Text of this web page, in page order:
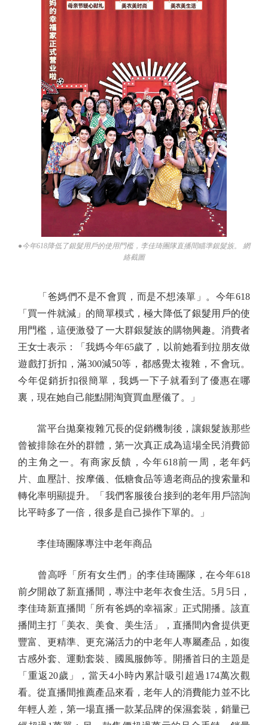
●今年618降低了銀髮用戶的使用門檻，李佳琦團隊直播間瞄準銀髮族。 網
絡截圖
「爸媽們不是不會買，而是不想湊單」。今年618
「買一件就減」的簡單模式，極大降低了銀髮用戶的使
用門檻，這便激發了一大群銀髮族的購物興趣。消費者
王女士表示：「我媽今年65歲了，以前她看到拉朋友做
遊戲打折扣，滿300減50等，都感覺太複雜，不會玩。
今年促銷折扣很簡單，我媽一下子就看到了優惠在哪
裏，現在她自己能點開淘寶買血壓儀了。」
當平台拋棄複雜冗長的促銷機制後，讓銀髮族那些
曾被排除在外的群體，第一次真正成為這場全民消費節
的主角之一。有商家反饋，今年618前一周，老年鈣
片、血壓計、按摩儀、低糖食品等適老商品的搜索量和
轉化率明顯提升。「我們客服後台接到的老年用戶諮詢
比平時多了一倍，很多是自己操作下單的。」
李佳琦團隊專注中老年商品
曾高呼「所有女生們」的李佳琦團隊，在今年618
前夕開啟了新直播間，專注中老年衣食生活。5月5日，
李佳琦新直播間「所有爸媽的幸福家」正式開播。該直
播間主打「美衣、美食、美生活」，直播間內會提供更
豐富、更精準、更充滿活力的中老年人專屬產品，如復
古感外套、運動套裝、國風服飾等。開播首日的主題是
「重返20歲」，當天4小時內累計吸引超過174萬次觀
看。從直播間推薦產品來看，老年人的消費能力並不比
年輕人差，第一場直播一款某品牌的保濕套裝，銷量已